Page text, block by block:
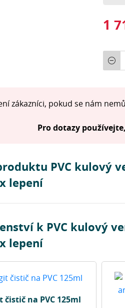
1
Počet
zákazníci, pokud se nám
Pro dotazy
PVC kulový
lepení
k PVC kulový
lepení
čistič na PVC 125ml